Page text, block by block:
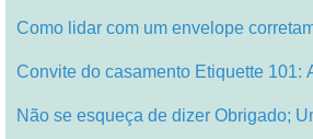
Como lidar com um envelope
Convite do casamento Etiquette 101:
Não se esqueça de dizer Obrigado;